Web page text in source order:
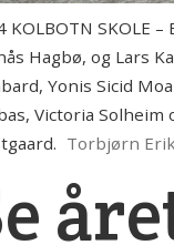
KOLBOTN SKOLE
Hagbø, og Lars
Yonis Sicid
Victoria
Torbjørn